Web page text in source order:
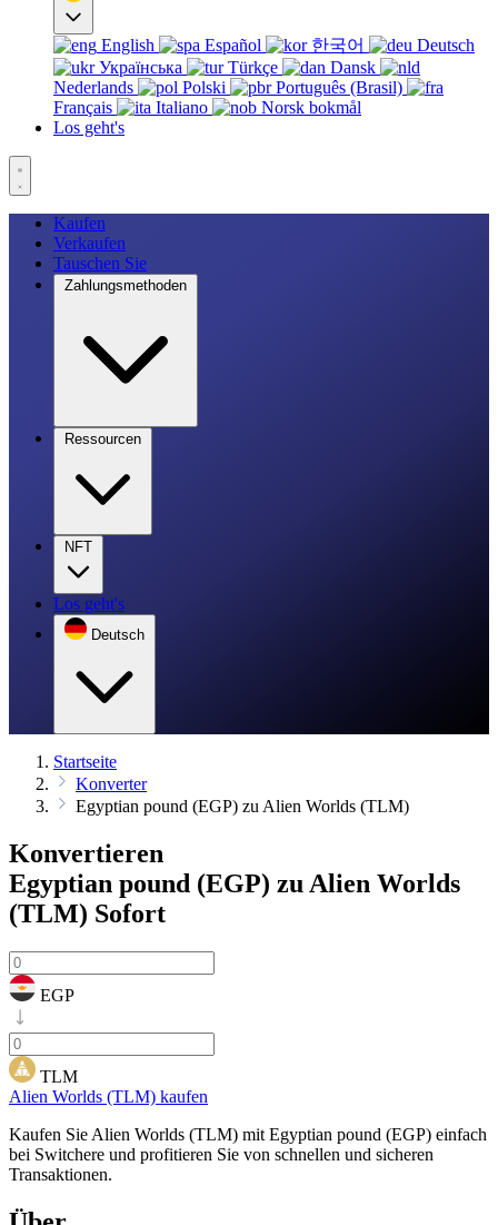
English Español 한국어
Deutsch
Українська
Türkçe
Dansk
Nederlands
Polski
Português (Brasil)
Français
Italiano
Norsk bokmål
Los geht's
Kaufen
Verkaufen
Tauschen Sie
Zahlungsmethoden
Ressourcen
NFT
Los geht's
Deutsch
Startseite
Konverter
Egyptian pound (EGP) zu Alien Worlds (TLM)
Konvertieren
Egyptian pound (EGP) zu Alien Worlds
(TLM) Sofort
EGP
TLM
Alien Worlds (TLM) kaufen
Kaufen Sie Alien Worlds (TLM) mit Egyptian pound (EGP) einfach
bei Switchere und profitieren Sie von schnellen und sicheren
Transaktionen.